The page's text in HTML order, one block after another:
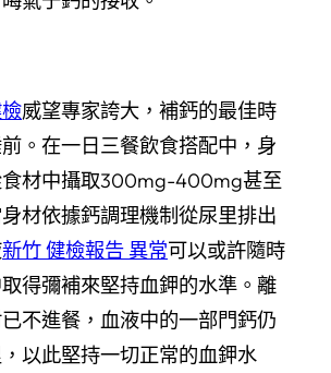
威望專家誇大，補鈣的最佳時
。在一日三餐飲食搭配中，身
食材中攝取300mg-400mg甚至
材依據鈣調理機制從尿里排出
新竹 健檢報告 異常可以或許隨時
得彌補來堅持血鉀的水準。離
不進餐，血液中的一部門鈣仍
以此堅持一切正常的血鉀水